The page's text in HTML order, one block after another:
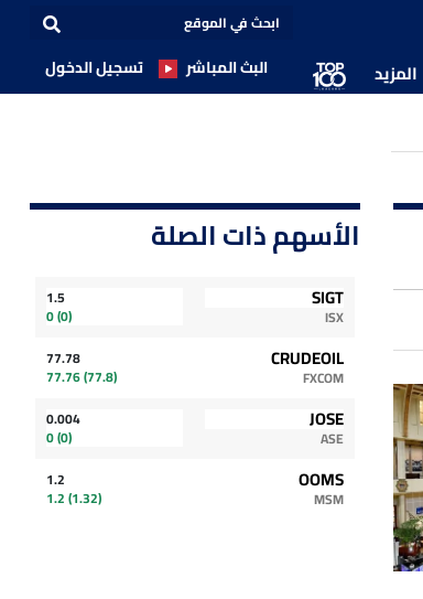
المزيد البث المباشر تسجيل الدخول
الأسهم ذات الصلة
SIGT
ISX
1.5
(0) 0
CRUDEOIL
FXCOM
77.78
(77.8) 77.76
JOSE
ASE
0.004
(0) 0
OOMS
MSM
1.2
(1.32) 1.2